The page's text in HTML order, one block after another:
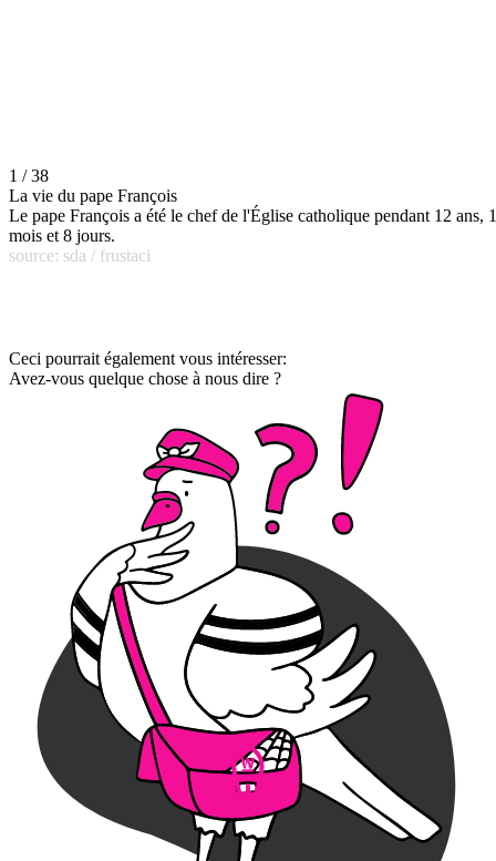
1 / 38
La vie du pape François
Le pape François a été le chef de l'Église catholique pendant 12 ans, 1
mois et 8 jours.
source: sda / frustaci
Ceci pourrait également vous intéresser:
Avez-vous quelque chose à nous dire ?